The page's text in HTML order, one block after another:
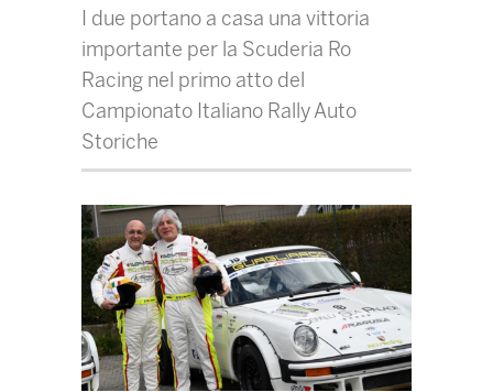
I due portano a casa una vittoria
importante per la Scuderia Ro
Racing nel primo atto del
Campionato Italiano Rally Auto
Storiche